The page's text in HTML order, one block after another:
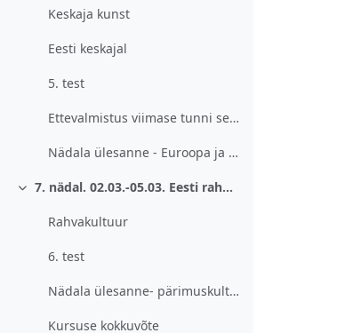
Keskaja kunst
Eesti keskajal
5. test
Ettevalmistus viimase tunni seminariks
Nädala ülesanne - Euroopa ja Eesti kirikuarhitektuur.
Ahenda 7. nädal. 02.03.-05.03. Eesti rahvakultuur.
Rahvakultuur
6. test
Nädala ülesanne- pärimuskultuur
Kursuse kokkuvõte